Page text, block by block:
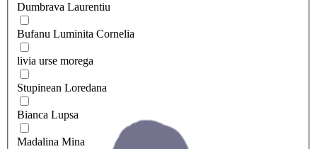
Dumbrava Laurentiu
Bufanu Luminita Cornelia
livia urse morega
Stupinean Loredana
Bianca Lupsa
Madalina Mina